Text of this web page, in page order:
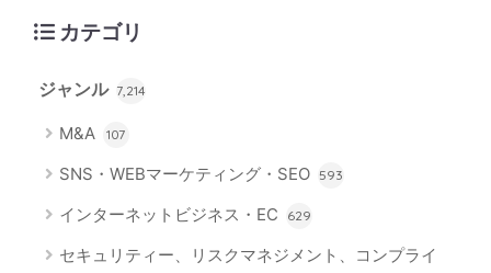
カテゴリ
ジャンル 7,214
M&A 107
SNS・WEBマーケティング・SEO 593
インターネットビジネス・EC 629
セキュリティー、リスクマネジメント、コンプライ